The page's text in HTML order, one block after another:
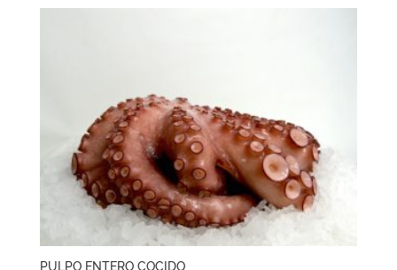
PULPO ENTERO COCIDO